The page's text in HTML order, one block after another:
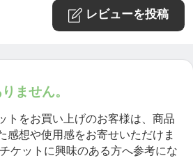
レビューを投稿
ません。
トをお買い上げのお客様は、商品
感想や使用感をお寄せいただけま
ケットに興味のある方へ参考にな